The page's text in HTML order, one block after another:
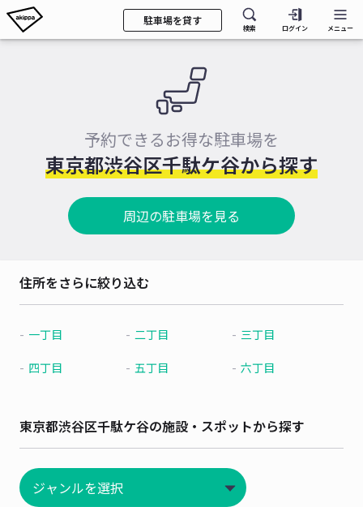
駐車場を貸す
検索 ログイン メニュー
予約できるお得な駐車場を
東京都渋谷区千駄ケ谷から探す
周辺の駐車場を見る
住所をさらに絞り込む
一丁目 二丁目 三丁目
四丁目 五丁目 六丁目
東京都渋谷区千駄ケ谷の施設・スポットから探す